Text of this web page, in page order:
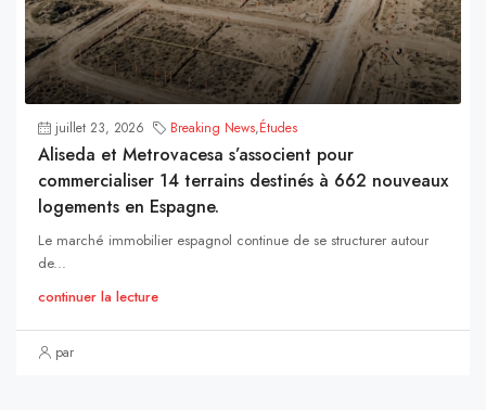
juillet 23, 2026 Breaking News,Études
Aliseda et Metrovacesa s’associent pour
commercialiser 14 terrains destinés à 662 nouveaux
logements en Espagne.
Le marché immobilier espagnol continue de se structurer autour
de...
continuer la lecture
par